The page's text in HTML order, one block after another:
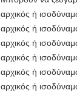
αρχικός ή
αρχικός ή
αρχικός ή
αρχικός ή
αρχικός ή
αρχικός ή